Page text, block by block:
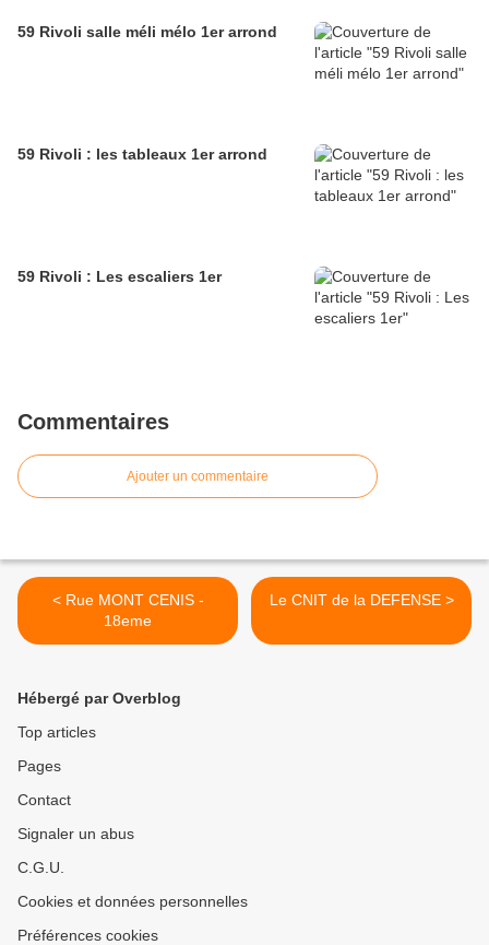
59 Rivoli salle méli mélo 1er arrond
59 Rivoli : les tableaux 1er arrond
59 Rivoli : Les escaliers 1er
Commentaires
Ajouter un commentaire
< Rue MONT CENIS -
18eme
Le CNIT de la DEFENSE >
Hébergé par Overblog
Top articles
Pages
Contact
Signaler un abus
C.G.U.
Cookies et données personnelles
Préférences cookies